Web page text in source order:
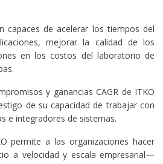
capaces de acelerar los tiempos del
mejorar la calidad de los
en los costos del laboratorio de
y ganancias CAGR de ITKO
de su capacidad de trabajar con
e integradores de sistemas.
permite a las organizaciones hacer
a velocidad y escala empresarial—